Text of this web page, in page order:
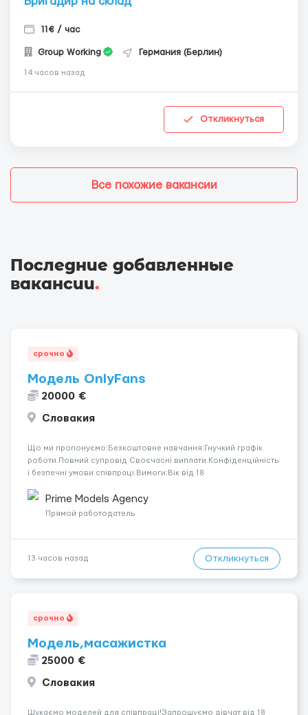
11€ / час
Group Working Германия (Берлин)
14 часов назад
Откликнуться
Все похожие вакансии
Последние добавленные
вакансии.
срочно
Модель OnlyFans
20000 €
Словакия
Що ми пропонуємо:Безкоштовне навчання.Гнучкий графік
роботи.Повний супровід Своєчасні виплати.Конфіденційність
і безпечні умови співпраці.Вимоги:Вік від 18
розвиватися.Досвід не обов’язковий.Якщо вас зацікавила
вакансія — залишайте відгук, і ми зв’яжемося ...
Prime Models Agency
Прямой работодатель
13 часов назад Откликнуться
срочно
Модель,масажистка
25000 €
Словакия
Шукаємо моделей для співпраці!Запрошуємо дівчат від 18